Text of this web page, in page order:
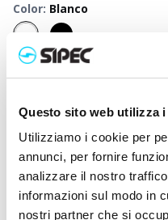
Questo sito web utilizza
Utilizziamo i cookie per
annunci, per fornire
analizzare il nostro
informazioni sul modo in
nostri partner che si
Color: Blanco
50+ 100+
neutro
impreso
1,520€ 1,473